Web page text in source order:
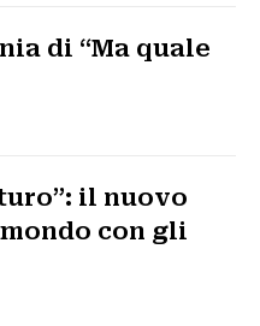
di “Ma quale
il nuovo
con gli